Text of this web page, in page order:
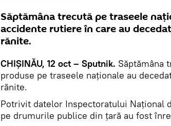
Săptămâna trecută pe traseele
accidente rutiere în care au
rănite.
CHIŞINĂU, 12 oct – Sputnik. Săptămâna
produse pe traseele naţionale au
rănite.
Potrivit datelor Inspectoratului Naţional
pe drumurile publice din ţară au fost